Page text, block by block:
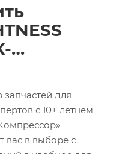
для
с 10+ летнем
вас в выборе с